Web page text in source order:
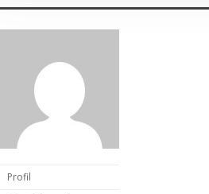
Profil